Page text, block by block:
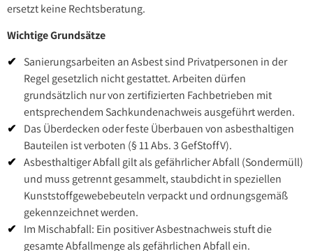
ersetzt keine Rechtsberatung.
Wichtige Grundsätze
Sanierungsarbeiten an Asbest sind Privatpersonen in der
Regel gesetzlich nicht gestattet. Arbeiten dürfen
grundsätzlich nur von zertifizierten Fachbetrieben mit
entsprechendem Sachkundenachweis ausgeführt werden.
Das Überdecken oder feste Überbauen von asbesthaltigen
Bauteilen ist verboten (§ 11 Abs. 3 GefStoffV).
Asbesthaltiger Abfall gilt als gefährlicher Abfall (Sondermüll)
und muss getrennt gesammelt, staubdicht in speziellen
Kunststoffgewebebeuteln verpackt und ordnungsgemäß
gekennzeichnet werden.
Im Mischabfall: Ein positiver Asbestnachweis stuft die
gesamte Abfallmenge als gefährlichen Abfall ein.